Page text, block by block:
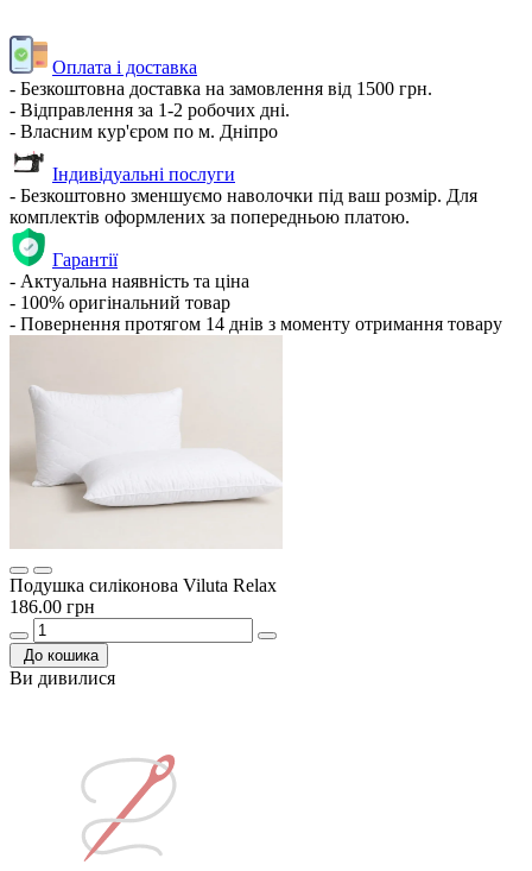
Оплата і доставка
- Безкоштовна доставка на замовлення від 1500 грн.
- Відправлення за 1-2 робочих дні.
- Власним кур'єром по м. Дніпро
Індивідуальні послуги
- Безкоштовно зменшуємо наволочки під ваш розмір. Для
комплектів оформлених за попередньою платою.
Гарантії
- Актуальна наявність та ціна
- 100% оригінальний товар
- Повернення протягом 14 днів з моменту отримання товару
Подушка силіконова Viluta Relax
186.00 грн
До кошика
Ви дивилися